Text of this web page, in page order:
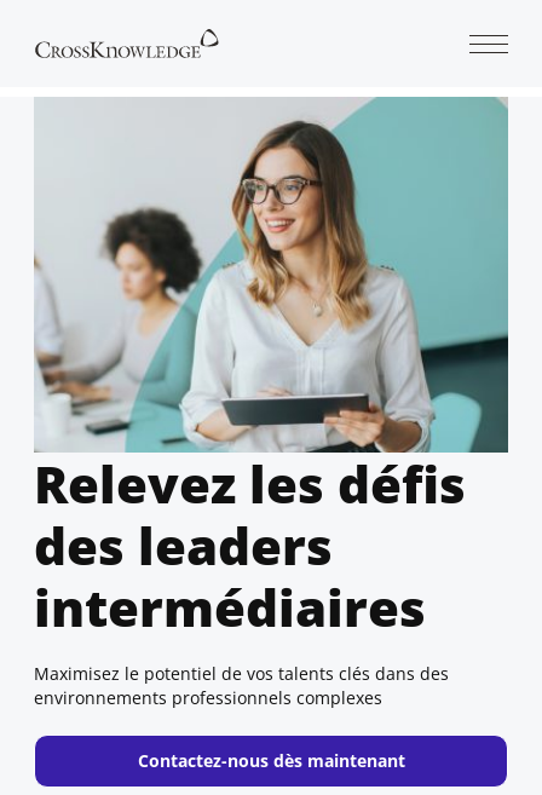
Relevez les défis
des leaders
intermédiaires
Maximisez le potentiel de vos talents clés dans des
environnements professionnels complexes
New window
Contactez-nous dès maintenant